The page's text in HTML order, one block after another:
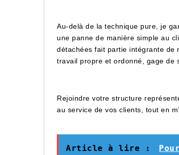
Au-delà de la technique pure, je
une panne de manière simple au
détachées fait partie intégrante de
travail propre et ordonné, gage de
Rejoindre votre structure
au service de vos clients, tout en
Article à lire :